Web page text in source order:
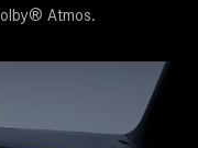
Atmos.